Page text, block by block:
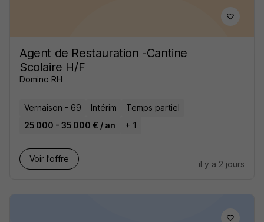
Agent de Restauration -Cantine
Scolaire H/F
Domino RH
Vernaison - 69 Intérim
Temps partiel
25 000 - 35 000 € / an
+ 1
Voir l’offre
il y a 2 jours